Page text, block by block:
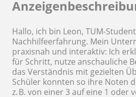
Hallo, ich bin Leon, TUM-
Nachhilfeerfahrung. Mein
praxisnah und interaktiv: Ich
für Schritt, nutze anschauliche
das Verständnis mit gezielten
Schüler konnten so ihre Noten
z. B. von einer 3 auf eine 1 oder